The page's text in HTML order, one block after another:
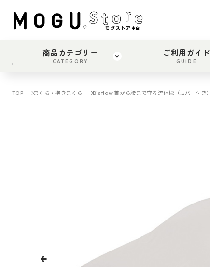
商品カテゴリー
CATEGORY
ご利用ガイド
GUIDE
TOP まくら・抱きまくら B's flow 首から腰まで守る流体枕（カバー付き）